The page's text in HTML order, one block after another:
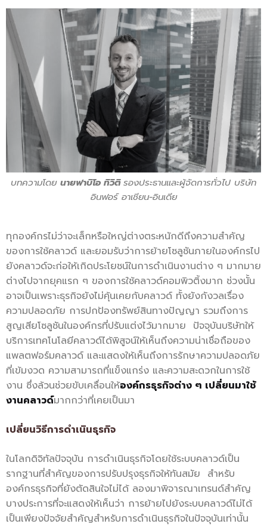
บทความโดย นายฟาบิโอ ทิวิติรองประธานและผู้จัดการทั่วไป บริษัท
อินฟอร์ อาเชียน-อินเดีย
ทุกองค์กรไม่ว่าจะเล็กหรือใหญ่ต่างตระหนักดีถึงความสำคัญ
ของการใช้คลาวด์ และยอมรับว่าการย้ายโซลูชันภายในองค์กรไป
ยังคลาวด์จะก่อให้เกิดประโยชน์ในการดำเนินงานต่าง ๆ มากมาย
ต่างไปจากยุคแรก ๆ ของการใช้คลาวด์คอมพิวติ้งมาก ช่วงนั้น
อาจเป็นเพราะธุรกิจยังไม่คุ้นเคยกับคลาวด์ ทั้งยังกังวลเรื่อง
ความปลอดภัย การปกป้องทรัพย์สินทางปัญญา รวมถึงการ
สูญเสียโซลูชันในองค์กรที่ปรับแต่งไว้มากมาย ปัจจุบันบริษัทให้
บริการเทคโนโลยีคลาวด์ได้พิสูจน์ให้เห็นถึงความน่าเชื่อถือของ
แพลตฟอร์มคลาวด์ และแสดงให้เห็นถึงการรักษาความปลอดภัย
ที่เข้มงวด ความสามารถที่แข็งแกร่ง และความสะดวกในการใช้
งาน ซึ่งล้วนช่วยขับเคลื่อนให้องค์กรธุรกิจต่าง ๆ เปลี่ยนมาใช้
งานคลาวด์มากกว่าที่เคยเป็นมา
เปลี่ยนวิธีการดำเนินธุรกิจ
ในโลกดิจิทัลปัจจุบัน การดำเนินธุรกิจโดยใช้ระบบคลาวด์เป็น
รากฐานที่สำคัญของการปรับปรุงธุรกิจให้ทันสมัย สำหรับ
องค์กรธุรกิจที่ยังตัดสินใจไม่ได้ ลองมาพิจารณาเทรนด์สำคัญ
บางประการที่จะแสดงให้เห็นว่า การย้ายไปยังระบบคลาวด์ไม่ได้
เป็นเพียงปัจจัยสำคัญสำหรับการดำเนินธุรกิจในปัจจุบันเท่านั้น